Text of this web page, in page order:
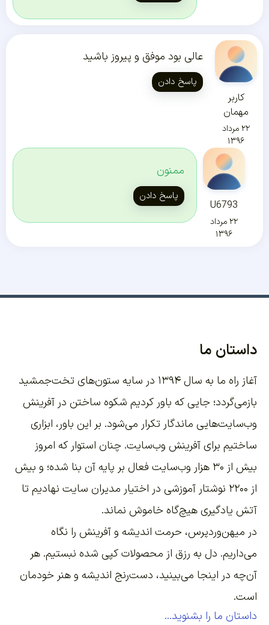
کاربر
مهمان
۲۲ مرداد
۱۳۹۶
عالی بود موفق و پیروز باشید
پاسخ دادن
U6793
۲۲ مرداد
۱۳۹۶
ممنون
پاسخ دادن
داستان ما
آغاز راه ما به سال ۱۳۹۴ در سایه ستون‌های تخت‌جمشید
بازمی‌گردد؛ جایی که باور کردیم شکوه ساختن در آفرینش
وب‌سایت‌هایی ماندگار تکرار می‌شود. بر این باور، ابزاری
ساختیم برای آفرینش وب‌سایت. چنان استوار که امروز
بیش از ۳۰ هزار وب‌سایت فعال بر پایه آن بنا شده؛ و بیش
از ۲۲۰۰
نوشتار آموزشی در اختیار مدیران سایت نهادیم تا
آتش یادگیری هیچ‌گاه خاموش نماند.
در میهن‌وردپرس، حرمت اندیشه و آفرینش را نگاه
می‌داریم. دل به رزق از محصولات کپی شده نبستیم. هر
آن‌چه در اینجا می‌بینید، دست‌رنج اندیشه و هنر خودمان
است.
داستان ما را بشنوید...